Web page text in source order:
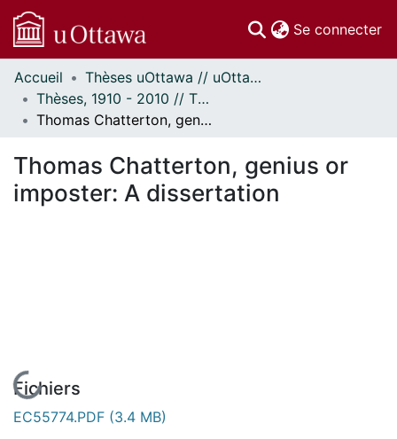
Se connecter
Communautés
et collections
Parcourir
À propos
Accueil
Thèses uOttawa // uOttawa Theses
Thèses, 1910 - 2010 // Theses, 1910 - 2010
Thomas Chatterton, genius or imposter: A dissertation
Thomas Chatterton, genius or
imposter: A dissertation
En cours de chargement...
Fichiers
EC55774.PDF (3.4 MB)